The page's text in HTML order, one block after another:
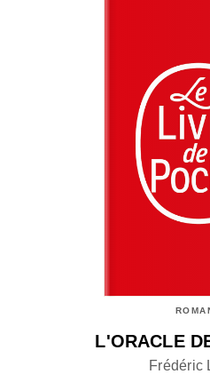
L'ORACLE
Frédéric